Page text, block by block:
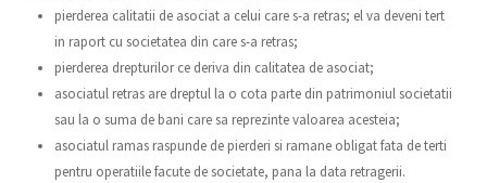
pierderea calitatii de asociat a celui care s-a retras; el va deveni tert
in raport cu societatea din care s-a retras;
pierderea drepturilor ce deriva din calitatea de asociat;
asociatul retras are dreptul la o cota parte din patrimoniul societatii
sau la o suma de bani care sa reprezinte valoarea acesteia;
asociatul ramas raspunde de pierderi si ramane obligat fata de terti
pentru operatiile facute de societate, pana la data retragerii.